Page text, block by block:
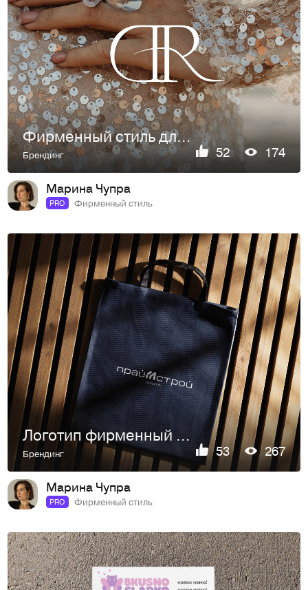
Фирменный стиль для магазина одежды
Брендинг 52 174
Марина Чупра
PRO Фирменный стиль
Логотип фирменный стиль строительной компании, ремонт
Брендинг 53 267
Марина Чупра
PRO Фирменный стиль